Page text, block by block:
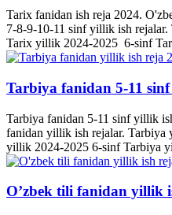
Tarix fanidan ish reja 2024.
7-8-9-10-11 sinf yillik ish
Tarix yillik 2024-2025 6-sinf
Tarbiya fanidan 5-11
Tarbiya fanidan 5-11 sinf yillik
fanidan yillik ish rejalar. Tarbiya
yillik 2024-2025 6-sinf Tarbiya
O’zbek tili fanidan yillik